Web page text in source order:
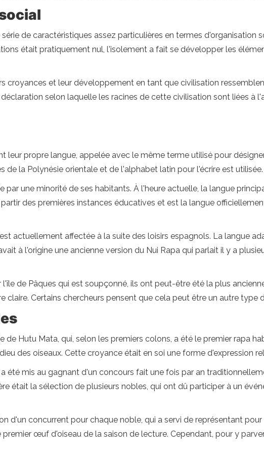
de caractéristiques assez particulières en termes d'organisation
était pratiquement nul, l'isolement a fait se développer les
croyances et leur développement en tant que civilisation
selon laquelle les racines de cette civilisation sont liées à
leur propre langue, appelée avec le même terme utilisé pour
de la Polynésie orientale et de l'alphabet latin pour l'écrire est utilisée.
par une minorité de ses habitants. À l'heure actuelle, la langue
des premières instances éducatives et est la langue
actuellement affectée à la suite des loisirs espagnols. La langue
à l'origine une ancienne version du Nui Rapa qui parlait il y a
l'île de Pâques qui est soupçonné, ils ont peut-être été la plus
claire. Certains chercheurs pensent que cela peut être un autre type
de Hutu Mata, qui, selon les premiers colons, a été le premier rapa
des oiseaux. Cette croyance était en soi une forme d'expression
été mis au gagnant d'un concours fait une fois par an
était la sélection de plusieurs nobles, qui ont dû participer à un
d'un concurrent pour chaque noble, qui a servi de représentant
œuf d'oiseau de la saison de lecture. Cependant, pour y